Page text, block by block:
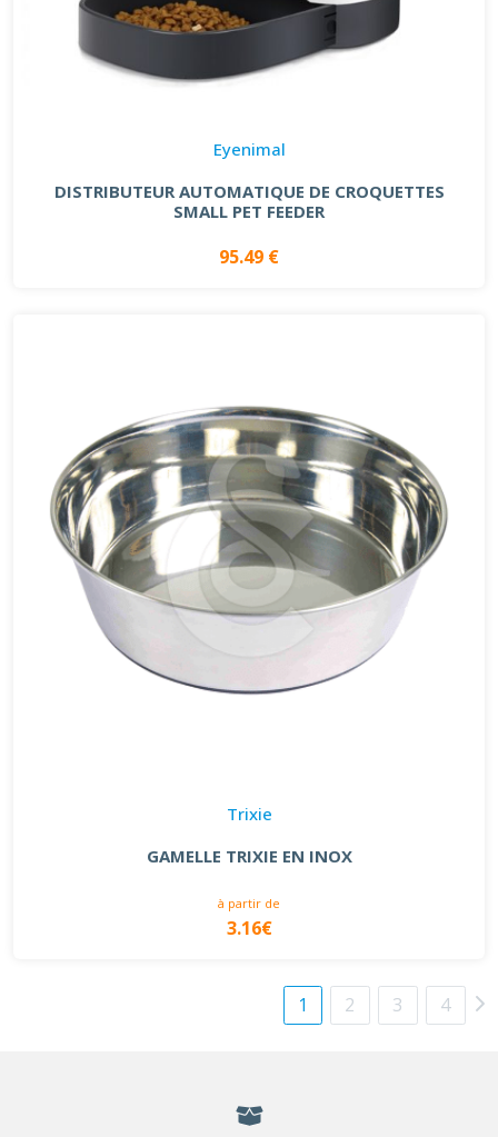
Eyenimal
DISTRIBUTEUR AUTOMATIQUE DE CROQUETTES
SMALL PET FEEDER
95.49 €
Trixie
GAMELLE TRIXIE EN INOX
à partir de
3.16€
1 2 3 4